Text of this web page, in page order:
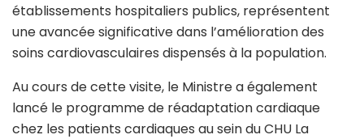
établissements hospitaliers publics, représentent
une avancée significative dans l’amélioration des
soins cardiovasculaires dispensés à la population.
Au cours de cette visite, le Ministre a également
lancé le programme de réadaptation cardiaque
chez les patients cardiaques au sein du CHU La